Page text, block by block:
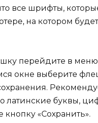
все шрифты,
на котором
перейдите в
окне выберите
латинские буквы,
«Сохранить».